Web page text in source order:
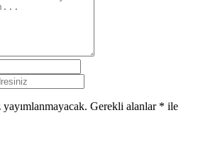
yayımlanmayacak. Gerekli alanlar * ile